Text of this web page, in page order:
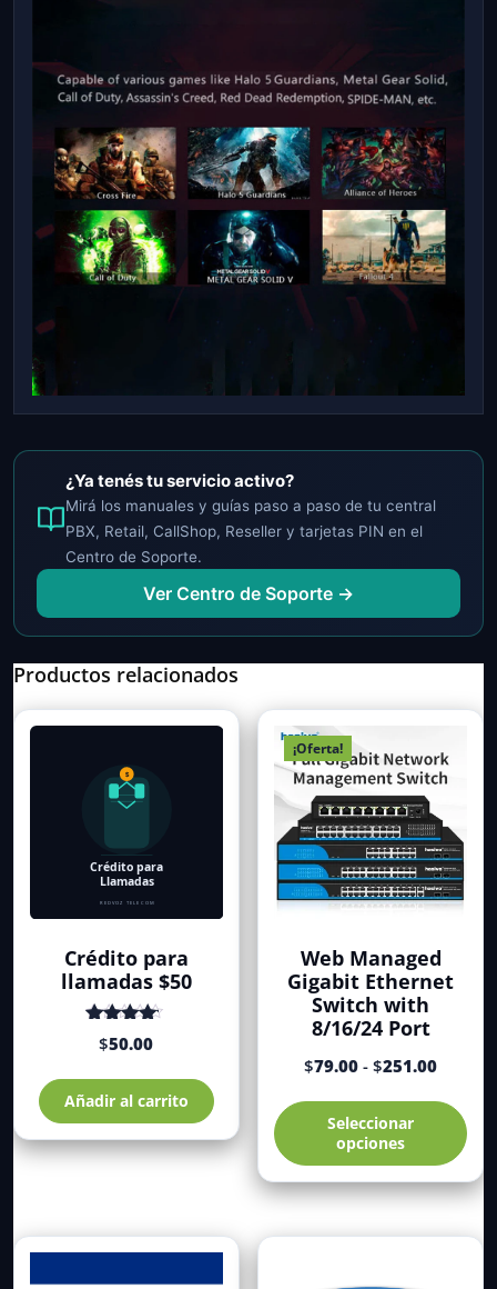
¿Ya tenés tu servicio activo?
Mirá los manuales y guías paso a paso de tu central
PBX, Retail, CallShop, Reseller y tarjetas PIN en el
Centro de Soporte.
Ver Centro de Soporte →
Productos relacionados
Crédito para
llamadas $50
Valorado
conde 5
$50.00
Añadir al carrito
¡Oferta!
Web Managed
Gigabit Ethernet
Switch with
8/16/24 Port
$79.00 - $251.00Rango
precios:
desde
$79.00
hasta
Seleccionar
opciones